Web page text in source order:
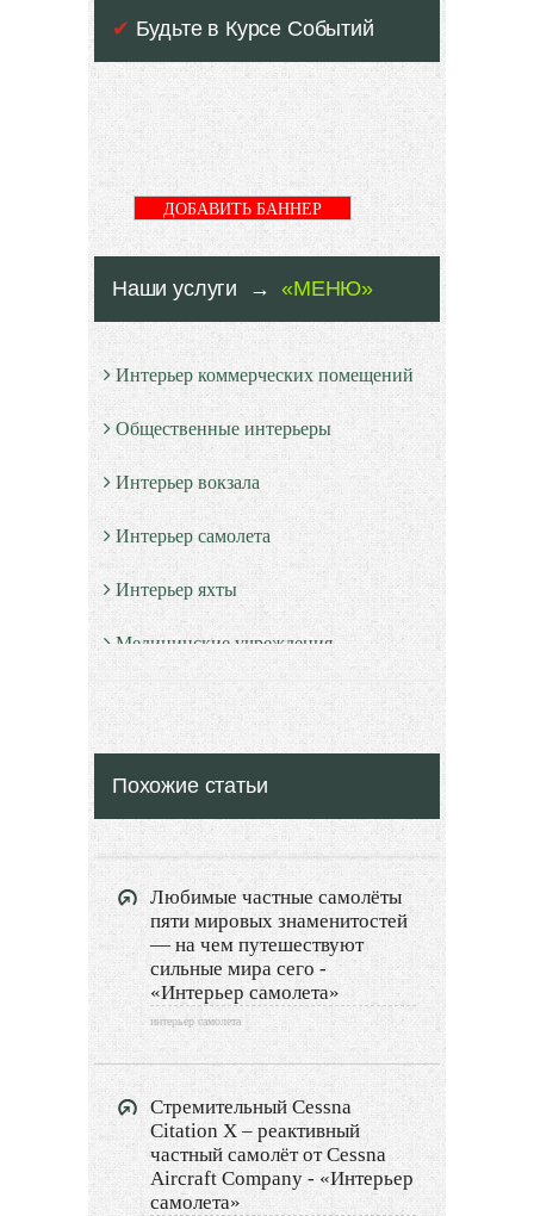
✔ Будьте в Курсе Событий
ДОБАВИТЬ БАННЕР
Наши услуги →«МЕНЮ»
Интерьер коммерческих помещений
Общественные интерьеры
Интерьер вокзала
Интерьер самолета
Интерьер яхты
Медицинские учреждения
Культура и образование
Красота и здоровье
Декор
Двор и сад
Архитектура
Дизайн интерьера
Ландшафтный дизайн
LIMITED EDITION
Видео новости
Похожие статьи
Любимые частные самолёты
пяти мировых знаменитостей
— на чем путешествуют
сильные мира сего -
«Интерьер самолета»
интерьер самолета
Стремительный Cessna
Citation X – реактивный
частный самолёт от Cessna
Aircraft Company - «Интерьер
самолета»